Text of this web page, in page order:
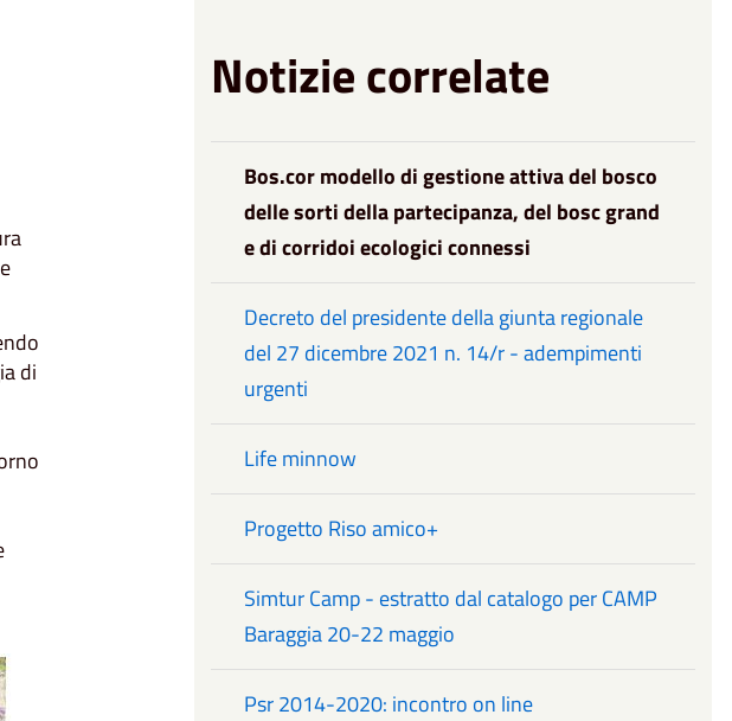
di
Notizie correlate
Bos.cor modello di gestione attiva del bosco
delle sorti della partecipanza, del bosc grand
e di corridoi ecologici connessi
Decreto del presidente della giunta regionale
del 27 dicembre 2021 n. 14/r - adempimenti
urgenti
Life minnow
Progetto Riso amico+
Simtur Camp - estratto dal catalogo per CAMP
Baraggia 20-22 maggio
Psr 2014-2020: incontro on line